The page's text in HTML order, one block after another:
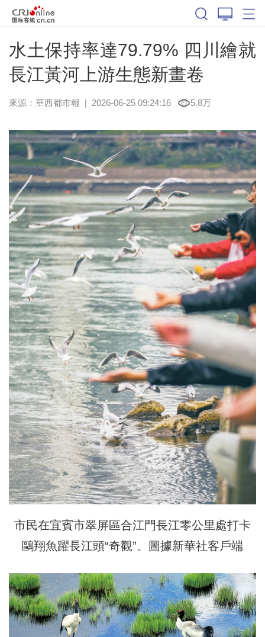
水土保持率達79.79% 四川繪就
長江黃河上游生態新畫卷
來源： 華西都市報 | 2026-06-25 09:24:16 5.8万
市民在宜賓市翠屏區合江門長江零公里處打卡
鷗翔魚躍長江頭“奇觀”。圖據新華社客戶端